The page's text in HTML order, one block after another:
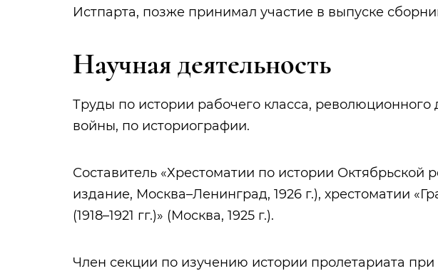
Истпарта, позже принимал участие в выпуске
Научная деятельность
Труды по истории рабочего класса,
войны, по историографии.
Составитель «Хрестоматии по истории Октябрьской
издание, Москва–Ленинград, 1926 г.), хрестоматии
(1918–1921 гг.)» (Москва, 1925 г.).
Член секции по изучению истории пролетариата при